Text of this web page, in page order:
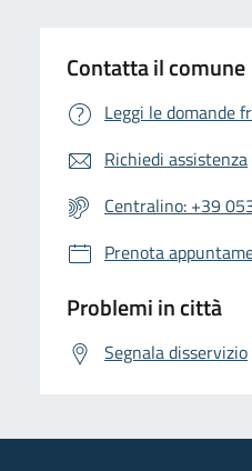
Contatta il comune
Leggi le domande
Richiedi assistenza
Centralino: +39
Prenota
Problemi in città
Segnala disservizio